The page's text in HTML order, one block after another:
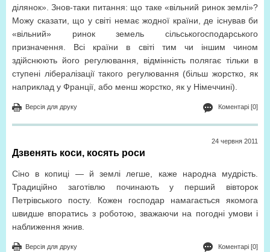
ділянок». Знов-таки питання: що таке «вільний ринок землі»?
Можу сказати, що у світі немає жодної країни, де існував би
«вільний» ринок земель сільськогосподарського
призначення. Всі країни в світі тим чи іншим чином
здійснюють його регулювання, відмінність полягає тільки в
ступені лібералізації такого регулювання (більш жорстко, як
наприклад у Франції, або менш жорстко, як у Німеччині).
Коментарі [0]
Версія для друку
24 червня 2011
Дзвенять коси, косять роси
Сіно в копиці — й землі легше, каже народна мудрість.
Традиційно заготівлю починають у перший вівторок
Петрівського посту. Кожен господар намагається якомога
швидше впоратись з роботою, зважаючи на погодні умови і
наближення жнив.
Коментарі [0]
Версія для друку